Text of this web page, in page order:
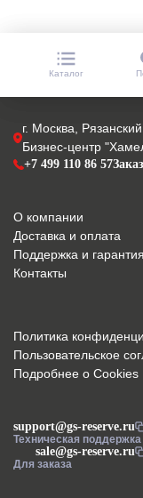
Каталог
г. Москва,
Бизнес-центр
+7 499 110 86 57
support@gs-reserve.ru
Техническая поддержка
sale@gs-reserve.ru
Для заказа
О компании
Доставка и оплата
Поддержка и гарантия
Контакты
Политика
Пользовательское
Подробнее о Cookies